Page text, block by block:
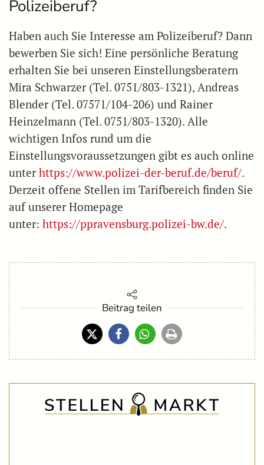
Polizeiberuf?
Haben auch Sie Interesse am Polizeiberuf? Dann
bewerben Sie sich! Eine persönliche Beratung
erhalten Sie bei unseren Einstellungsberatern
Mira Schwarzer (Tel. 0751/803-1321), Andreas
Blender (Tel. 07571/104-206) und Rainer
Heinzelmann (Tel. 0751/803-1320). Alle
wichtigen Infos rund um die
Einstellungsvoraussetzungen gibt es auch online
unterhttps://www.polizei-der-beruf.de/beruf/.
Derzeit offene Stellen im Tarifbereich finden Sie
auf unserer Homepage
unter: https://ppravensburg.polizei-bw.de/.
Beitrag teilen